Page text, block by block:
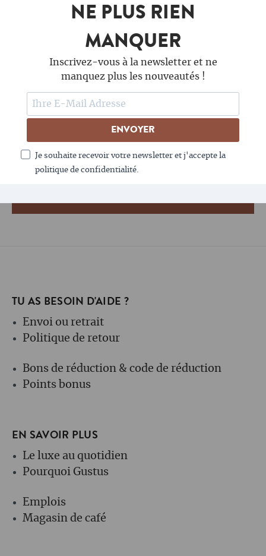
NE PLUS RIEN
MANQUER
Inscrivez-vous à la newsletter et ne
manquez plus les nouveautés !
ENVOYER
Je souhaite recevoir votre newsletter et j'accepte la
politique de confidentialité.
SUIS-NOUS
LE CAFÉ AIME LA NEWSLETTER - TOI AUSSI ?
TU AS BESOIN D'AIDE ?
Envoi ou retrait
Politique de retour
Bons de réduction & code de réduction
Points bonus
EN SAVOIR PLUS
Le luxe au quotidien
Pourquoi Gustus
Emplois
Magasin de café